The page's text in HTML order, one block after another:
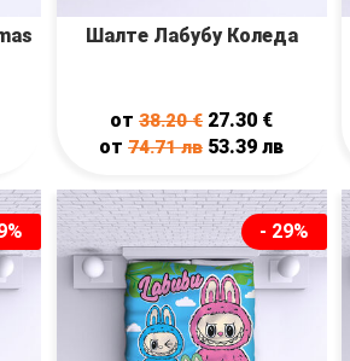
Шалте Лабубу Коледа
от38.20€ 27.30 €
от74.71лв 53.39лв
- 29%